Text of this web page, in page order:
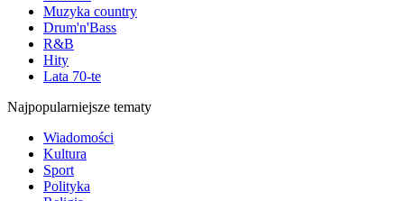
Muzyka country
Drum'n'Bass
R&B
Hity
Lata 70-te
Najpopularniejsze tematy
Wiadomości
Kultura
Sport
Polityka